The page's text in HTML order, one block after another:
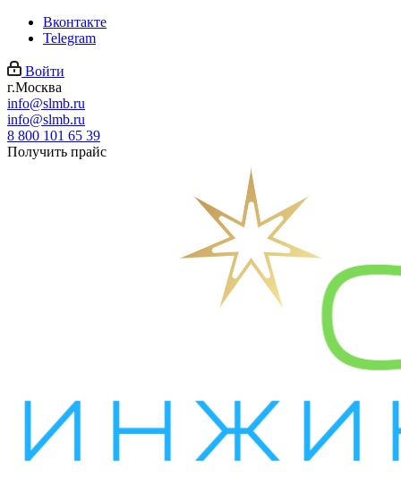
Вконтакте
Telegram
Войти
г.Москва
info@slmb.ru
info@slmb.ru
8 800 101 65 39
Получить прайс